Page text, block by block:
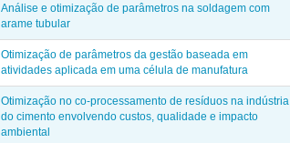
Análise e otimização de parâmetros na soldagem com
arame tubular
Otimização de parâmetros da gestão baseada em
atividades aplicada em uma célula de manufatura
Otimização no co-processamento de resíduos na indústria
do cimento envolvendo custos, qualidade e impacto
ambiental